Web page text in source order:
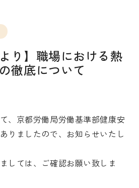
り】職場における熱
徹底について
京都労働局労働基準部健康安
りましたので、お知らせいたし
しては、ご確認お願い致しま